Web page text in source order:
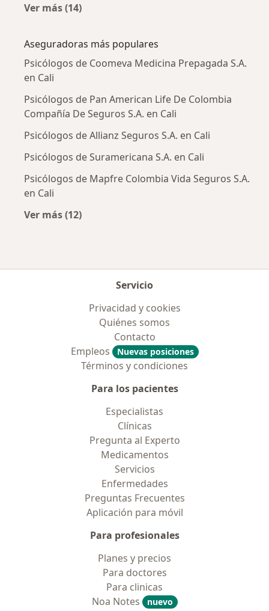
Ver más (14)
Aseguradoras más populares
Psicólogos de Coomeva Medicina Prepagada S.A.
en Cali
Psicólogos de Pan American Life De Colombia
Compañía De Seguros S.A. en Cali
Psicólogos de Allianz Seguros S.A. en Cali
Psicólogos de Suramericana S.A. en Cali
Psicólogos de Mapfre Colombia Vida Seguros S.A.
en Cali
Ver más (12)
Servicio
Privacidad y cookies
Quiénes somos
Contacto
Empleos
Nuevas posiciones
Términos y condiciones
Para los pacientes
Especialistas
Clínicas
Pregunta al Experto
Medicamentos
Servicios
Enfermedades
Preguntas Frecuentes
Aplicación para móvil
Para profesionales
Planes y precios
Para doctores
Para clinicas
Noa Notes
nuevo